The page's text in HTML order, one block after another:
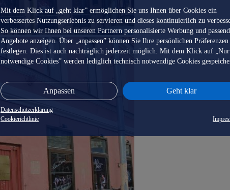
Mit dem Klick auf „geht klar” ermöglichen Sie uns Ihnen über Cookies ein
verbessertes Nutzungserlebnis zu servieren und dieses kontinuierlich zu
So können wir Ihnen bei unseren Partnern personalisierte Werbung und
Angebote anzeigen. Über „anpassen” können Sie Ihre persönlichen Präferenzen
festlegen. Dies ist auch nachträglich jederzeit möglich. Mit dem Klick auf „Nur
notwendige Cookies” werden lediglich technisch notwendige Cookies
Anpassen Geht klar
Datenschutzerklärung
Cookierichtlinie